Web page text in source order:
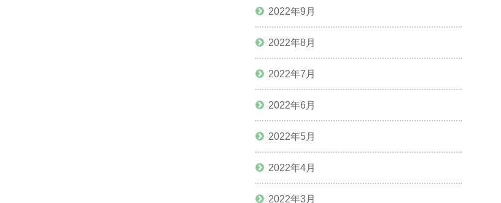
2022年9月
2022年8月
2022年7月
2022年6月
2022年5月
2022年4月
2022年3月